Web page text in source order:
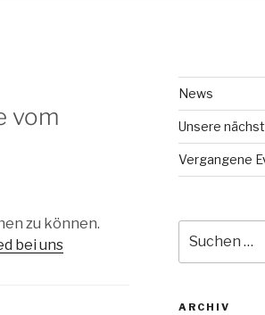
vom
zu können.
bei uns
News
Unsere
Vergangene
nach:
ARCHIV